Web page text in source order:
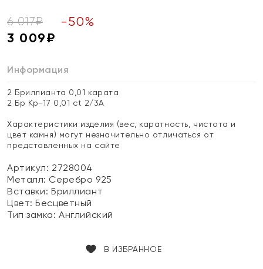
6 017₽ -50%
3 009₽
Информация
2 Бриллианта 0,01 карата
2 Бр Кр-17 0,01 ct 2/3А
Характеристики изделия (вес, каратность, чистота и
цвет камня) могут незначительно отличаться от
представленных на сайте
Артикул: 2728004
Металл: Серебро 925
Вставки:Бриллиант
Цвет:Бесцветный
Тип замка:Английский
В ИЗБРАННОЕ